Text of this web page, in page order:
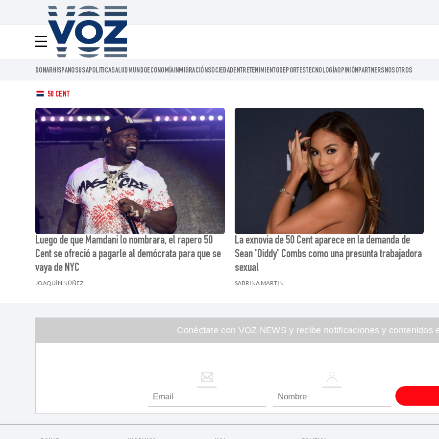
Menú
Voz.us
DONARHISPANOSUSAPOLITICASALUD MUNDOECONOMÍAINMIGRACIÓNSOCIEDADENTRETENIMIENTODEPORTESTECNOLOGÍAOPINIÓNPARTNERSNOSOTROS
50 CENT
Luego de que Mamdani lo nombrara, el rapero 50
Cent se ofreció a pagarle al demócrata para que se
vaya de NYC
JOAQUÍN NÚÑEZ
La exnovia de 50 Cent aparece en la demanda de
Sean 'Diddy' Combs como una presunta trabajadora
sexual
SABRINA MARTIN
Conéctate con VOZ NEWS y recibe notificaciones y contenidos